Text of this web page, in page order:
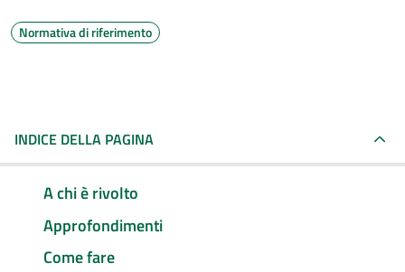
Normativa di riferimento
INDICE DELLA PAGINA
A chi è rivolto
Approfondimenti
Come fare